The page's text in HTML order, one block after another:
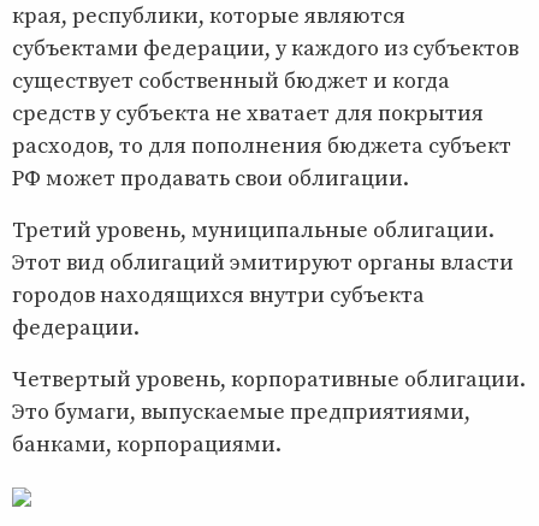
края, республики, которые являются
субъектами федерации, у каждого из субъектов
существует собственный бюджет и когда
средств у субъекта не хватает для покрытия
расходов, то для пополнения бюджета субъект
РФ может продавать свои облигации.
Третий уровень, муниципальные облигации.
Этот вид облигаций эмитируют органы власти
городов находящихся внутри субъекта
федерации.
Четвертый уровень, корпоративные облигации.
Это бумаги, выпускаемые предприятиями,
банками, корпорациями.